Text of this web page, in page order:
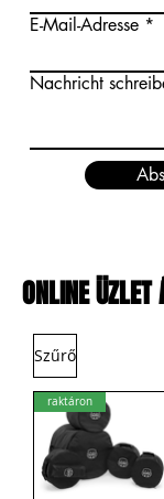
E-Mail-Adresse
Nachricht
ONLINE ÜZLET
Szűrő
raktáron